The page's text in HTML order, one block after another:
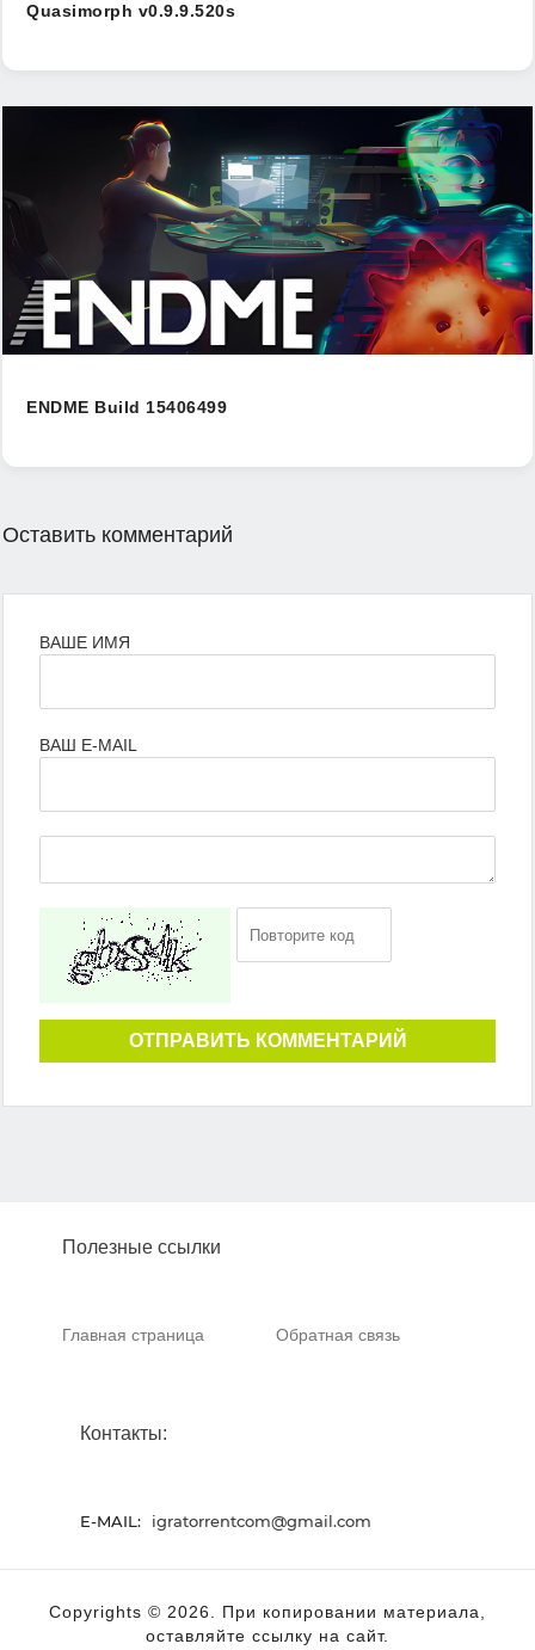
Quasimorph v0.9.9.520s
ENDME Build 15406499
Оставить комментарий
ВАШЕ ИМЯ
ВАШ E-MAIL
ОТПРАВИТЬ КОММЕНТАРИЙ
Полезные ссылки
Главная страница Обратная связь
Контакты:
E-MAIL: igratorrentcom@gmail.com
Copyrights © 2026. При копировании материала,
оставляйте ссылку на сайт.